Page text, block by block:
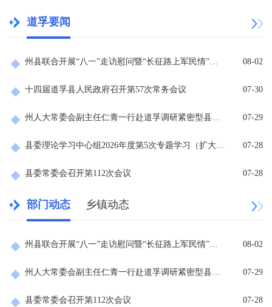
道孚要闻
州县联合开展“八一”走访慰问暨“长征路上军民情”文艺汇演活动 08-02
十四届道孚县人民政府召开第57次常务会议 07-30
州人大常委会副主任仁青一行赴道孚调研紧密型县域医共体建设工作 07-29
县委理论学习中心组2026年度第5次专题学习（扩大）会议召开 07-28
县委常委会召开第112次会议 07-28
部门动态 乡镇动态
州县联合开展“八一”走访慰问暨“长征路上军民情”文艺汇演活动 08-02
州人大常委会副主任仁青一行赴道孚调研紧密型县域医共体建设工作 07-29
县委常委会召开第112次会议 07-28